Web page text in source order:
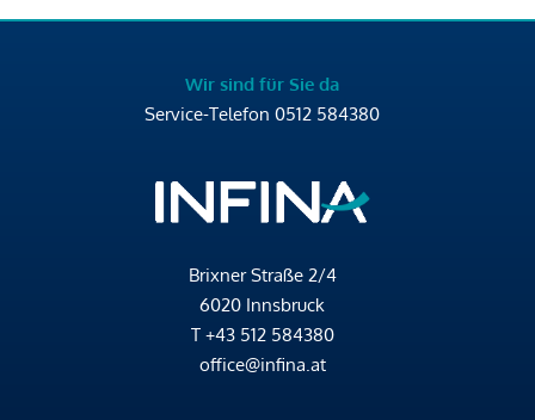
Wir sind für Sie da
Service-Telefon 0512 584380
Brixner Straße 2/4
6020 Innsbruck
T +43 512 584380
office@infina.at